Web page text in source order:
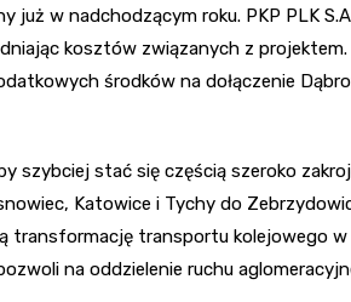
już w nadchodzącym roku. PKP PLK
kosztów związanych z
środków na dołączenie
szybciej stać się częścią szeroko
Katowice i Tychy do
transformację transportu kolejowego
na oddzielenie ruchu